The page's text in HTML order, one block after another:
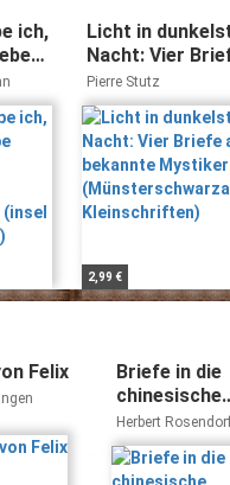
ich,
Licht in
Nacht: Vier
bekannte
Kleinschriften)
Pierre Stutz
2,99 €
Felix
Briefe in die
chinesische
Roman (dtv
Unterhaltung)
Herbert